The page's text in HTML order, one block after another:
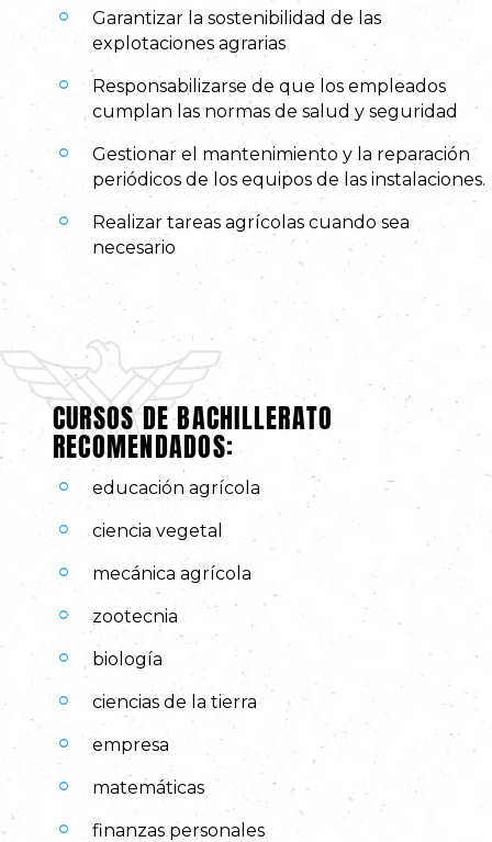
Garantizar la sostenibilidad de las
explotaciones agrarias
Responsabilizarse de que los empleados
cumplan las normas de salud y seguridad
Gestionar el mantenimiento y la reparación
periódicos de los equipos de las instalaciones.
Realizar tareas agrícolas cuando sea
necesario
CURSOS DE BACHILLERATO
RECOMENDADOS:
educación agrícola
ciencia vegetal
mecánica agrícola
zootecnia
biología
ciencias de la tierra
empresa
matemáticas
finanzas personales